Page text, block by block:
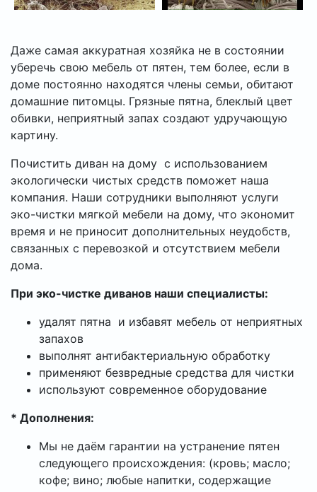
Даже самая аккуратная хозяйка не в состоянии
уберечь свою мебель от пятен, тем более, если в
доме постоянно находятся члены семьи, обитают
домашние питомцы. Грязные пятна, блеклый цвет
обивки, неприятный запах создают удручающую
картину.
Почистить диван на дому с использованием
экологически чистых средств поможет наша
компания. Наши сотрудники выполняют услуги
эко-чистки мягкой мебели на дому, что экономит
время и не приносит дополнительных неудобств,
связанных с перевозкой и отсутствием мебели
дома.
При эко-чистке диванов наши специалисты:
удалят пятна и избавят мебель от неприятных
запахов
выполнят антибактериальную обработку
применяют безвредные средства для чистки
используют современное оборудование
* Дополнения:
Мы не даём гарантии на устранение пятен
следующего происхождения: (кровь; масло;
кофе; вино; любые напитки, содержащие